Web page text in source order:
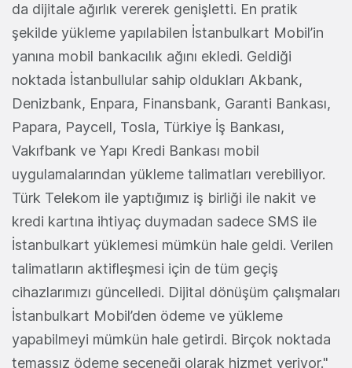
da dijitale ağırlık vererek genişletti. En pratik
şekilde yükleme yapılabilen İstanbulkart Mobil’in
yanına mobil bankacılık ağını ekledi. Geldiği
noktada İstanbullular sahip oldukları Akbank,
Denizbank, Enpara, Finansbank, Garanti Bankası,
Papara, Paycell, Tosla, Türkiye İş Bankası,
Vakıfbank ve Yapı Kredi Bankası mobil
uygulamalarından yükleme talimatları verebiliyor.
Türk Telekom ile yaptığımız iş birliği ile nakit ve
kredi kartına ihtiyaç duymadan sadece SMS ile
İstanbulkart yüklemesi mümkün hale geldi. Verilen
talimatların aktifleşmesi için de tüm geçiş
cihazlarımızı güncelledi. Dijital dönüşüm çalışmaları
İstanbulkart Mobil’den ödeme ve yükleme
yapabilmeyi mümkün hale getirdi. Birçok noktada
temassız ödeme seçeneği olarak hizmet veriyor."